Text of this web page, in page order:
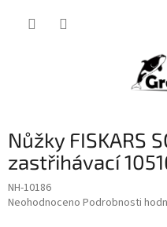
Nůžky FISKARS
zastřihávací
NH-10186
Průměrné
Neohodnoceno Podrobnosti